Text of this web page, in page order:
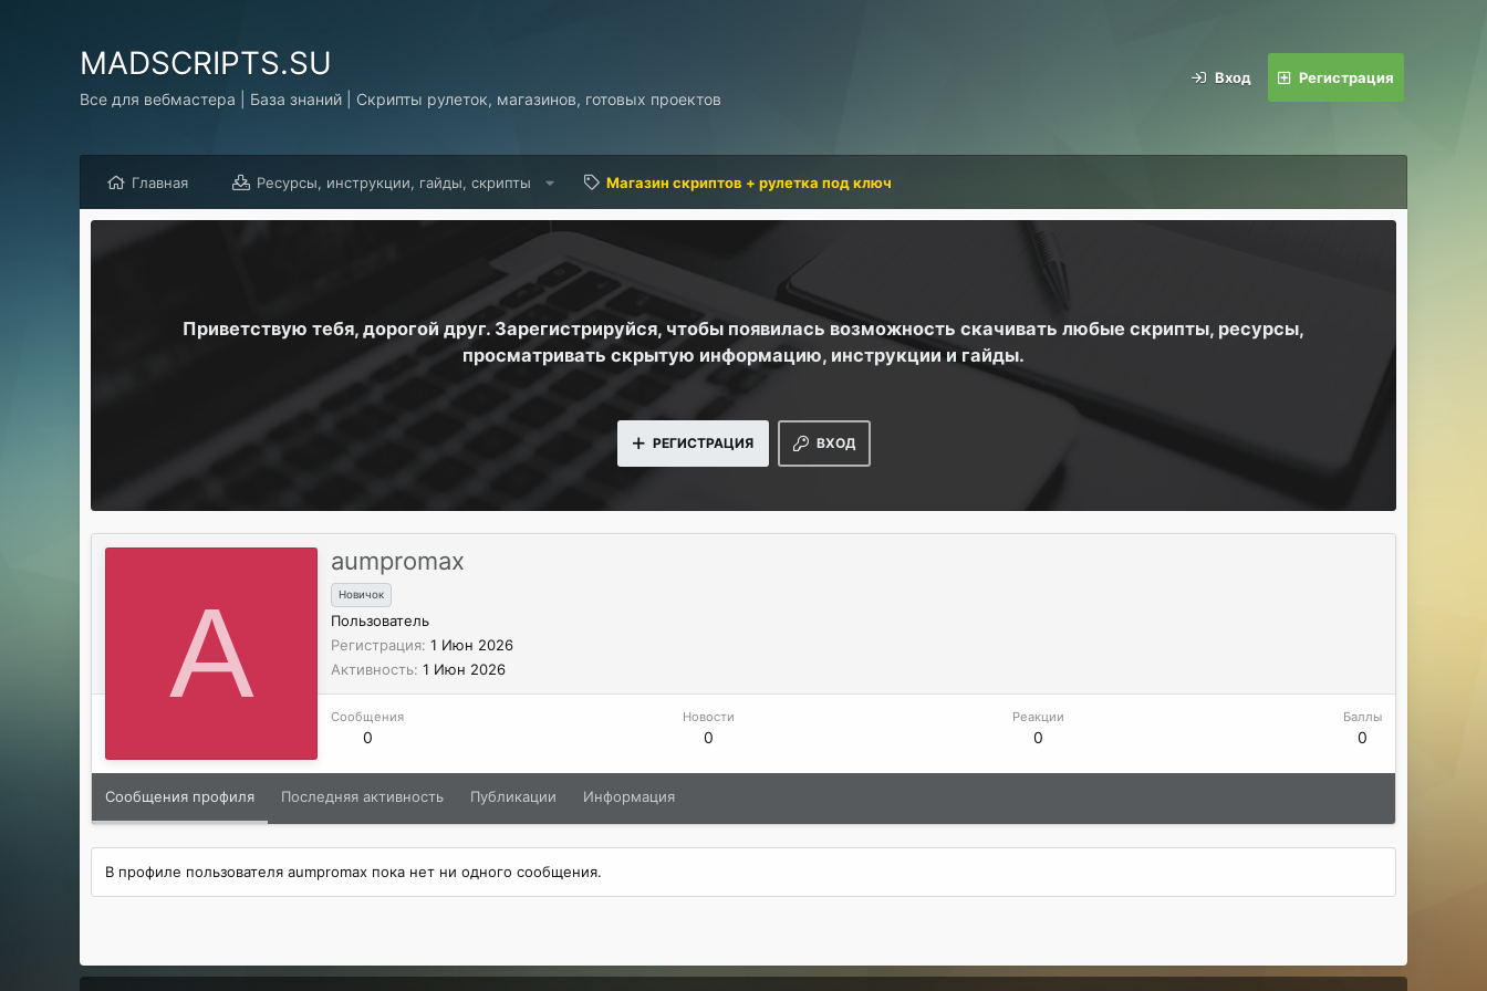
MADSCRIPTS.SU
Все для вебмастера | База знаний | Скрипты рулеток, магазинов, готовых проектов
Вход Регистрация
Главная Ресурсы, инструкции, гайды, скрипты Магазин скриптов + рулетка под ключ
Приветствую тебя, дорогой друг. Зарегистрируйся, чтобы появилась возможность скачивать любые скрипты, ресурсы,
просматривать скрытую информацию, инструкции и гайды.
ВХОД
РЕГИСТРАЦИЯ
A
aumpromax
Новичок
Пользователь
Регистрация 1 Июн 2026
Активность 1 Июн 2026
Сообщения
0
Новости
0
Реакции
0
Баллы
0
Сообщения профиля Последняя активность Публикации Информация
В профиле пользователя aumpromax пока нет ни одного сообщения.